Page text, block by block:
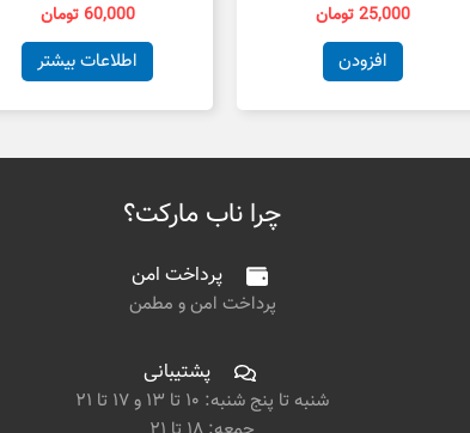
25,000 تومان
افزودن
60,000 تومان
اطلاعات بیشتر
چرا ناب مارکت؟
پرداخت امن
پرداخت امن و مطمن
پشتیبانی
شنبه تا پنج شنبه: ۱۰ تا ۱۳ و ۱۷ تا ۲۱